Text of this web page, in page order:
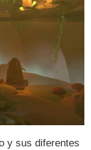
y sus diferentes